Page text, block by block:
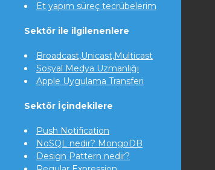
Et yapım süreç tecrübelerim
Sektör ile ilgilenenlere
Broadcast,Unicast,Multicast
Sosyal Medya Uzmanlığı
Apple Uygulama Transferi
Sektör İçindekilere
Push Notification
NoSQL nedir? MongoDB
Design Pattern nedir?